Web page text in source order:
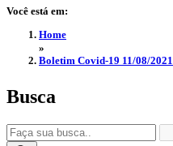
Você está em:
Home
»
Boletim Covid-19 11/08/2021
Busca